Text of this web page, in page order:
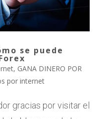
se puede
, GANA DINERO POR
por internet
gracias por visitar el